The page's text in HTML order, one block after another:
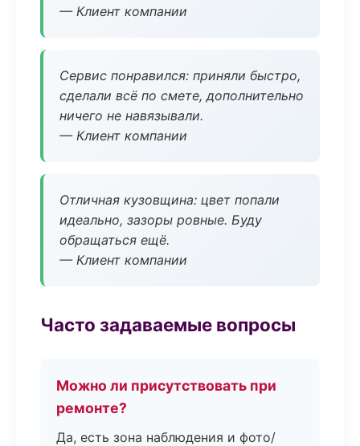
— Клиент компании
Сервис понравился: приняли быстро,
сделали всё по смете, дополнительно
ничего не навязывали.
— Клиент компании
Отличная кузовщина: цвет попали
идеально, зазоры ровные. Буду
обращаться ещё.
— Клиент компании
Часто задаваемые вопросы
Можно ли присутствовать при
ремонте?
Да, есть зона наблюдения и фото/